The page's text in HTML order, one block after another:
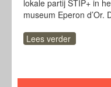
lokale partij STIP+ in
museum Eperon d’Or.
Lees verder